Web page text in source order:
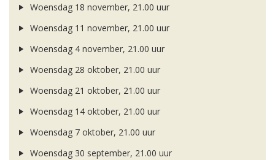
Woensdag 18 november, 21.00 uur
Woensdag 11 november, 21.00 uur
Woensdag 4 november, 21.00 uur
Woensdag 28 oktober, 21.00 uur
Woensdag 21 oktober, 21.00 uur
Woensdag 14 oktober, 21.00 uur
Woensdag 7 oktober, 21.00 uur
Woensdag 30 september, 21.00 uur